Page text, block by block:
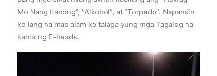
Mo Nang Itanong”, “Alkohol”, at “Torpedo”. Napansin
ko lang na mas alam ko talaga yung mga Tagalog na
kanta ng E-heads.